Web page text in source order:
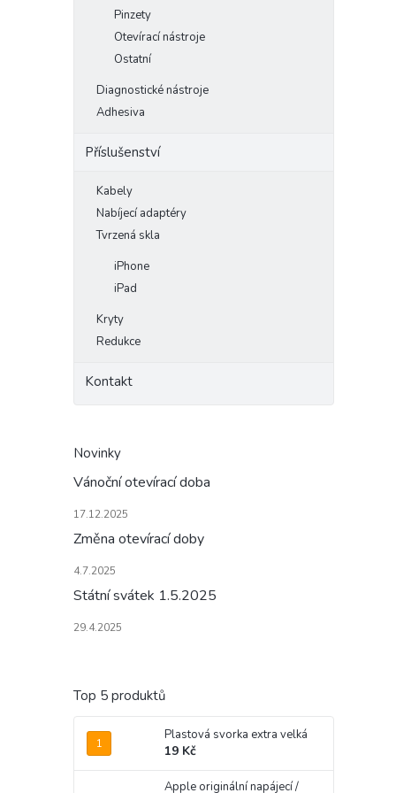
Pinzety
Otevírací nástroje
Ostatní
Diagnostické nástroje
Adhesiva
Příslušenství
Kabely
Nabíjecí adaptéry
Tvrzená skla
iPhone
iPad
Kryty
Redukce
Kontakt
Novinky
Vánoční otevírací doba
17.12.2025
Změna otevírací doby
4.7.2025
Státní svátek 1.5.2025
29.4.2025
Top 5 produktů
Plastová svorka extra velká
19 Kč
Apple originální napájecí /